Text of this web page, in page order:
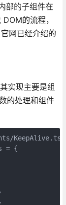
部的子组件在
的流程，
网已经介绍的
实现主要是组
的处理和组件
KeepAlive.ts
= {